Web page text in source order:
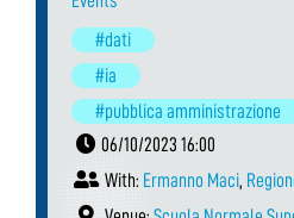
#dati
#ia
#pubblica amministrazione
06/10/2023 16:00
With: Ermanno Maci,